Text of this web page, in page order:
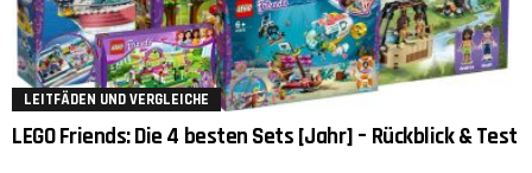
LEITFÄDEN UND VERGLEICHE
LEGO Friends: Die 4 besten Sets [Jahr] – Rückblick & Test